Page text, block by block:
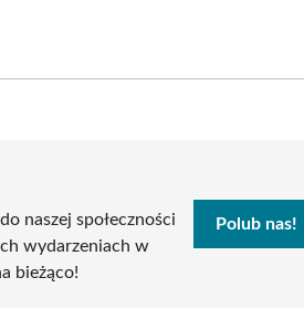
naszej społeczności
wydarzeniach w
bieżąco!
Polub nas!